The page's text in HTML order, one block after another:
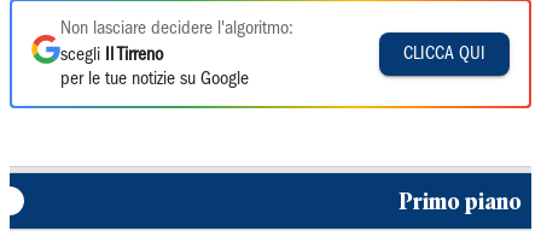
Non lasciare decidere l'algoritmo:
scegli
Il Tirreno
per le tue notizie su Google
CLICCA QUI
Primo piano